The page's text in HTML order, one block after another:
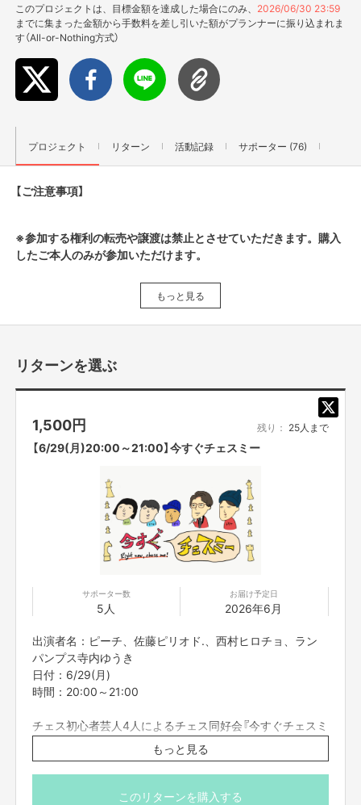
このプロジェクトは、目標金額を達成した場合にのみ、 2026/06/30 23:59
までに集まった金額から手数料を差し引いた額がプランナーに振り込まれま
す（All-or-Nothing方式）
プロジェクト リターン 活動記録 サポーター (76)
【ご注意事項】
※参加する権利の転売や譲渡は禁止とさせていただきます。購入
したご本人のみが参加いただけます。
こんにちは！吉本興業です。
また、より多くの皆様に笑顔を届けるべく、一人の芸人に立ち上がってもら
その名も、「ミスター破天荒」 平成ノブシコブシ吉村崇
もっと見る
リターンを選ぶ
1,500円 残り： 25人まで
【6/29(月)20:00～21:00】今すぐチェスミー
サポーター数
5人
お届け予定日
2026年6月
出演者名：ピーチ、佐藤ピリオド.、西村ヒロチョ、ラン
パンプス寺内ゆうき
日付：6/29(月)
時間：20:00～21:00
チェス初心者芸人4人によるチェス同好会『今すぐチェスミ
ー』。
チームを組んで対局したり、オンラインで世界に挑んだ
り。
チェスを全く知らなくても大丈夫！
もっと見る
このリターンを購入する